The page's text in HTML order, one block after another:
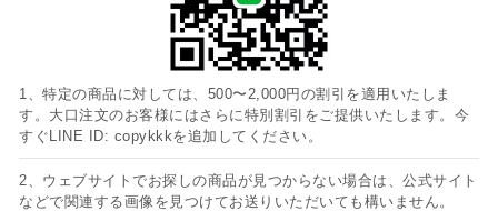
1、特定の商品に対しては、500〜2,000円の割引を適用いたしま
す。大口注文のお客様にはさらに特別割引をご提供いたします。今
すぐLINE ID: copykkkを追加してください。
2、ウェブサイトでお探しの商品が見つからない場合は、公式サイト
などで関連する画像を見つけてお送りいただいても構いません。